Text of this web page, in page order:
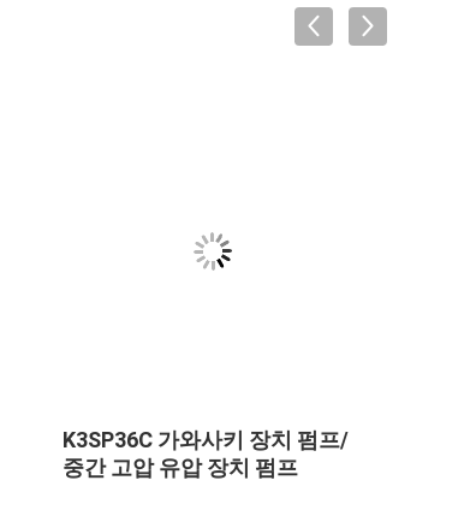
K3SP36C 가와사키 장치 펌프/
중간 고압 유압 장치 펌프